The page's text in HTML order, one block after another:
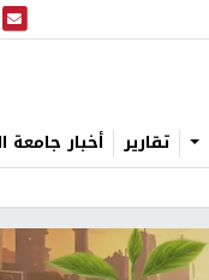
تقارير أخبار جامعة